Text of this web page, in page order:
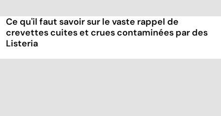
Ce qu'il faut savoir sur le vaste rappel de
crevettes cuites et crues contaminées par des
Listeria